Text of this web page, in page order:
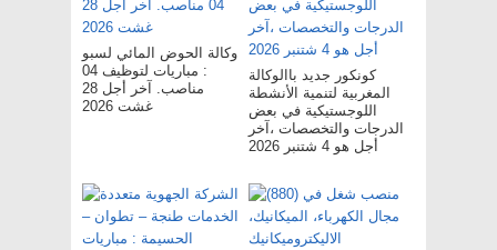
وكالة الحوض المائي لسبو
: مباريات لتوظيف 04
مناصب. آخر أجل 28
غشت 2026
كونكور جديد باالوكالة
المغربية لتنمية الأنشطة
اللوجستيكية في بعض
الدرجات والتخصصات ،آخر
أجل هو 4 شتنبر 2026